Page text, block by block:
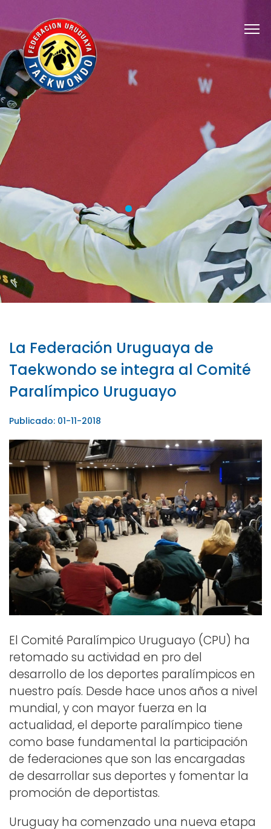
La Federación Uruguaya de
Taekwondo se integra al Comité
Paralímpico Uruguayo
Publicado: 01-11-2018
El Comité Paralímpico Uruguayo (CPU) ha
retomado su actividad en pro del
desarrollo de los deportes paralímpicos en
nuestro país. Desde hace unos años a nivel
mundial, y con mayor fuerza en la
actualidad, el deporte paralímpico tiene
como base fundamental la participación
de federaciones que son las encargadas
de desarrollar sus deportes y fomentar la
promoción de deportistas.
Uruguay ha comenzado una nueva etapa